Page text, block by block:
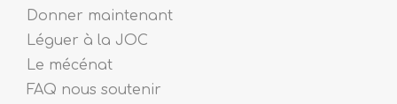
Donner maintenant
Léguer à la JOC
Le mécénat
FAQ nous soutenir